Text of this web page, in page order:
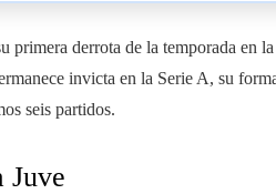
primera derrota de la temporada en
invicta en la Serie A, su
seis partidos.
Juve